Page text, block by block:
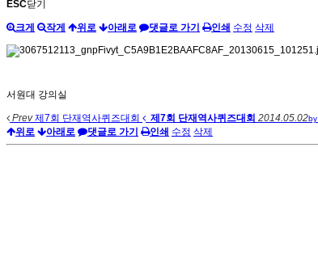
ESC닫기
크게 작게 위로 아래로 댓글로 가기 인쇄 수정 삭제
서원대 강의실
Prev제7회 단재역사퀴즈대회 제7회 단재역사퀴즈대회 2014.05.02by
위로
아래로 댓글로 가기 인쇄 수정 삭제